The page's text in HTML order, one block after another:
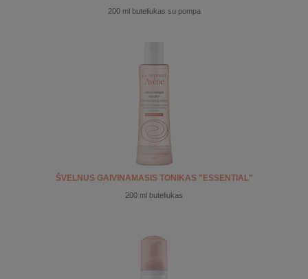
200 ml buteliukas su pompa
ŠVELNUS GAIVINAMASIS TONIKAS "ESSENTIAL"
200 ml buteliukas